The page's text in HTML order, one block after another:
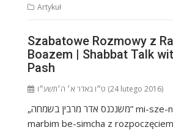
Artykuł
Szabatowe Rozmowy z
Boazem | Shabbat Talk
Pash
ט״ו באדר א׳ ה׳תשע״ו (24 lutego 2016)
„משנכנס אדר מרבין בשמחה” mi-sze-nichnas adar
marbim be-simcha z